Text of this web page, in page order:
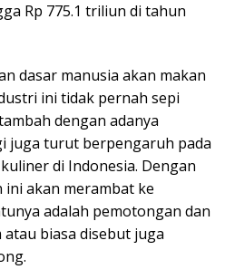
Rp 775.1 triliun di tahun
dasar manusia akan makan
ini tidak pernah sepi
dengan adanya
juga turut berpengaruh pada
di Indonesia. Dengan
akan merambat ke
adalah pemotongan dan
atau biasa disebut juga